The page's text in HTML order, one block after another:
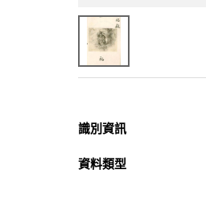
識別資訊
資料類型